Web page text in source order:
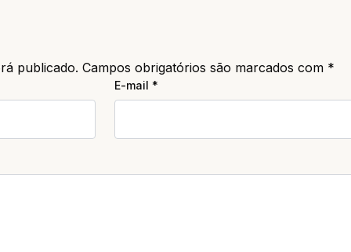
publicado. Campos obrigatórios são marcados com *
E-mail *